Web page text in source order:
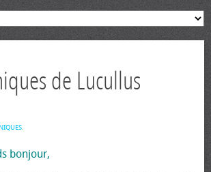
de Lucullus
.
bonjour,